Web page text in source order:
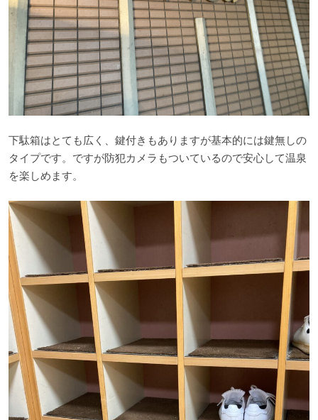
下駄箱はとても広く、鍵付きもありますが基本的には鍵無しの
タイプです。ですが防犯カメラもついているので安心して温泉
を楽しめます。